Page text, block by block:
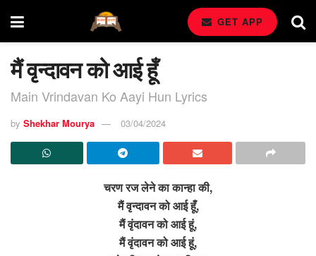
GET APP
मैं वृन्दावन को आई हूँ
Main Vrindavan Ko Aayi Hun Lyrics
by Shekhar Mourya 03/04/2024
चरण रज लेने का कान्हा की,
मैं वृन्दावन को आई हूँ,
मैं वृंदावन को आई हूं,
मैं वृंदावन को आई हूं,